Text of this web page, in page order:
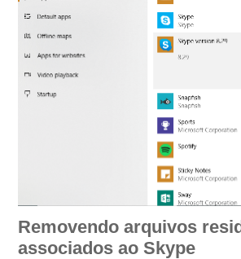
Removendo arquivos
associados ao Skype